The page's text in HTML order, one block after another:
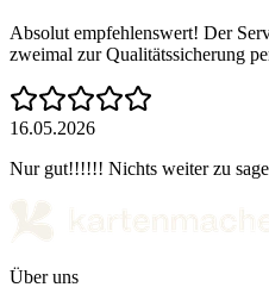
Absolut empfehlenswert! Der
zweimal zur Qualitätssicherung
16.05.2026
Nur gut!!!!!! Nichts weiter zu
Über uns